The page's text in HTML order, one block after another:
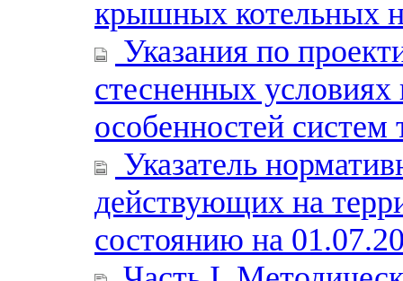
крышных котельных
Указания по
стесненных
особенностей
Указатель
действующих на
состоянию на